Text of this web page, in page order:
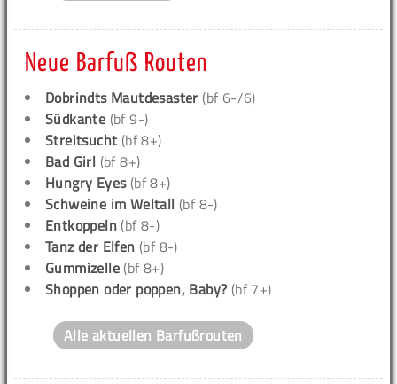
Neue Barfuß Routen
Dobrindts Mautdesaster (bf 6-/6)
Südkante (bf 9-)
Streitsucht (bf 8+)
Bad Girl (bf 8+)
Hungry Eyes(bf 8+)
Schweine im Weltall (bf 8-)
Entkoppeln (bf 8-)
Tanz der Elfen (bf 8-)
Gummizelle (bf 8+)
Shoppen oder poppen, Baby? (bf 7+)
Alle aktuellen Barfußrouten